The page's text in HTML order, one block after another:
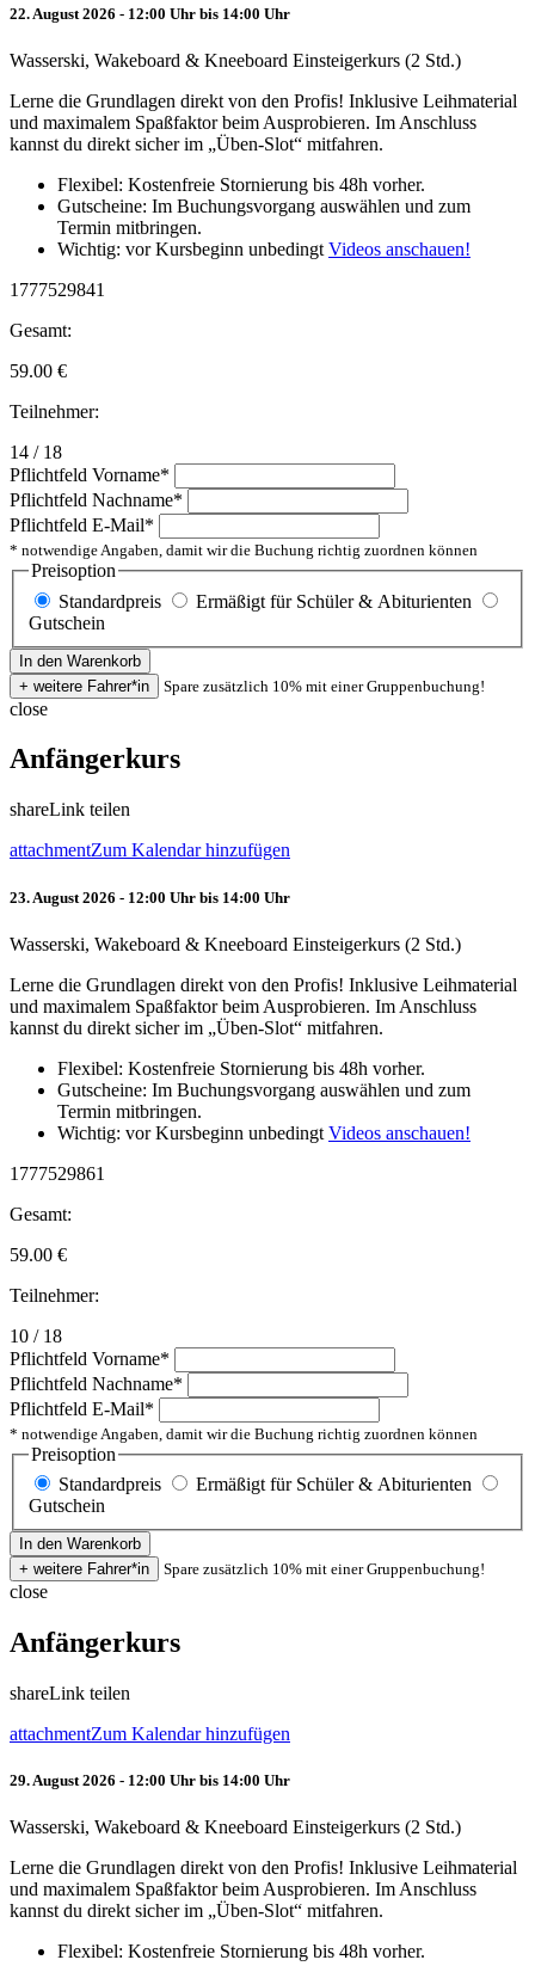
22. August 2026 - 12:00 Uhr bis 14:00 Uhr
Wasserski, Wakeboard & Kneeboard Einsteigerkurs (2 Std.)
Lerne die Grundlagen direkt von den Profis! Inklusive Leihmaterial
und maximalem Spaßfaktor beim Ausprobieren. Im Anschluss
kannst du direkt sicher im „Üben-Slot“ mitfahren.
Flexibel: Kostenfreie Stornierung bis 48h vorher.
Gutscheine: Im Buchungsvorgang auswählen und zum
Termin mitbringen.
Wichtig: vor Kursbeginn unbedingt Videos anschauen!
1777529841
Gesamt:
59.00 €
Teilnehmer:
14 / 18
Pflichtfeld Vorname*
Pflichtfeld Nachname*
Pflichtfeld E-Mail*
* notwendige Angaben, damit wir die Buchung richtig zuordnen können
Preisoption
Standardpreis
Ermäßigt für Schüler & Abiturienten
Gutschein
Spare zusätzlich 10% mit einer Gruppenbuchung!
close
Anfängerkurs
shareLink teilen
attachmentZum Kalendar hinzufügen
23. August 2026 - 12:00 Uhr bis 14:00 Uhr
Wasserski, Wakeboard & Kneeboard Einsteigerkurs (2 Std.)
Lerne die Grundlagen direkt von den Profis! Inklusive Leihmaterial
und maximalem Spaßfaktor beim Ausprobieren. Im Anschluss
kannst du direkt sicher im „Üben-Slot“ mitfahren.
Flexibel: Kostenfreie Stornierung bis 48h vorher.
Gutscheine: Im Buchungsvorgang auswählen und zum
Termin mitbringen.
Wichtig: vor Kursbeginn unbedingt Videos anschauen!
1777529861
Gesamt:
59.00 €
Teilnehmer:
10 / 18
Pflichtfeld Vorname*
Pflichtfeld Nachname*
Pflichtfeld E-Mail*
* notwendige Angaben, damit wir die Buchung richtig zuordnen können
Preisoption
Standardpreis
Ermäßigt für Schüler & Abiturienten
Gutschein
Spare zusätzlich 10% mit einer Gruppenbuchung!
close
Anfängerkurs
shareLink teilen
attachmentZum Kalendar hinzufügen
29. August 2026 - 12:00 Uhr bis 14:00 Uhr
Wasserski, Wakeboard & Kneeboard Einsteigerkurs (2 Std.)
Lerne die Grundlagen direkt von den Profis! Inklusive Leihmaterial
und maximalem Spaßfaktor beim Ausprobieren. Im Anschluss
kannst du direkt sicher im „Üben-Slot“ mitfahren.
Flexibel: Kostenfreie Stornierung bis 48h vorher.